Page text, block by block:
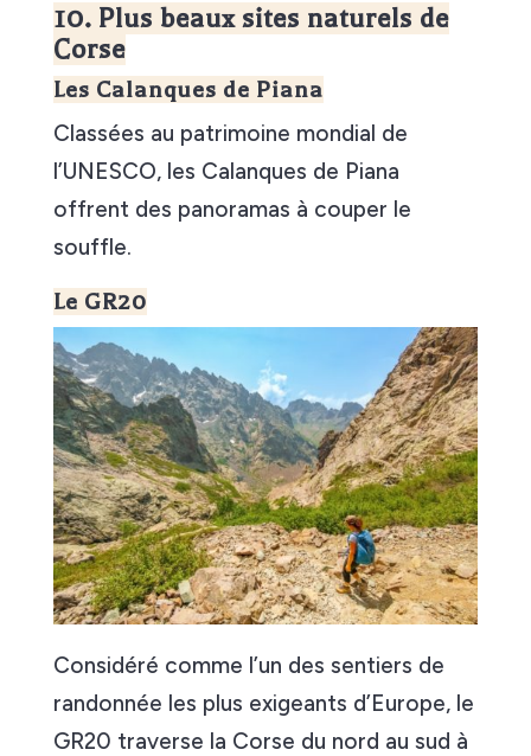
10. Plus beaux sites naturels de
Corse
Les Calanques de Piana
Classées au patrimoine mondial de
l’UNESCO, les Calanques de Piana
offrent des panoramas à couper le
souffle.
Le GR20
Considéré comme l’un des sentiers de
randonnée les plus exigeants d’Europe, le
GR20 traverse la Corse du nord au sud à